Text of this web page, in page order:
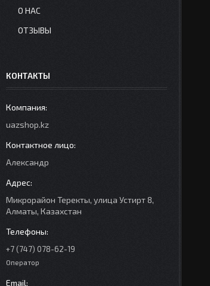
О НАС
ОТЗЫВЫ
КОНТАКТЫ
uazshop.kz
Александр
Микрорайон Теректы, улица Устирт 8,
Алматы, Казахстан
+7 (747) 078-62-19
Оператор